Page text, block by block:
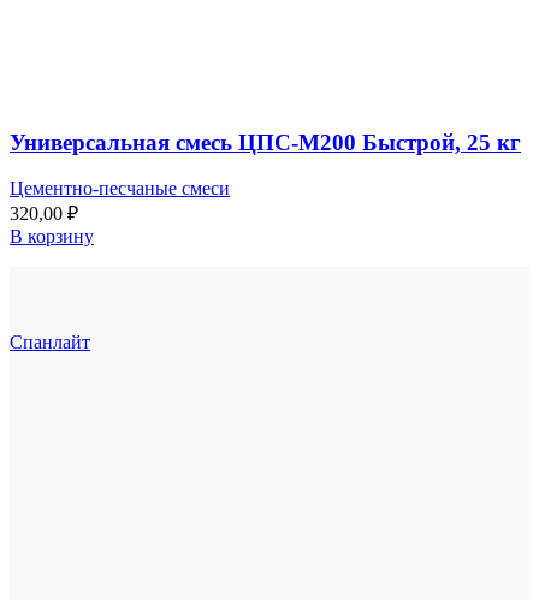
Универсальная смесь ЦПС-М200 Быстрой, 25 кг
Цементно-песчаные смеси
320,00 ₽
В корзину
Спанлайт